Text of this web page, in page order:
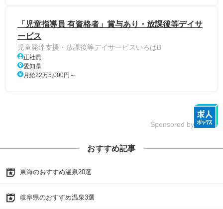
「児童指導員 有資格者」賞与あり・放課後等デイサ
ービス
児童発達支援・放課後等デイサービスいろはB
正社員
愛知県
月給22万5,000円～
Sponsored by
おすすめ記事
東海のおすすめ温泉20選
岐阜県のおすすめ温泉3選